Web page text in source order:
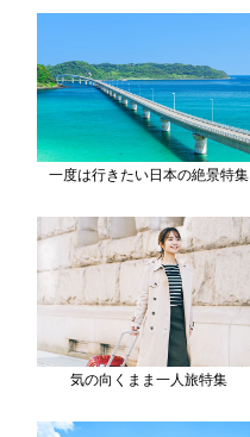
一度は行きたい日本の絶景特集
気の向くまま一人旅特集